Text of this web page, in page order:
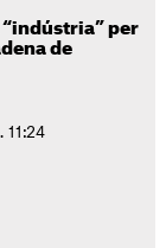
per
de
11:24